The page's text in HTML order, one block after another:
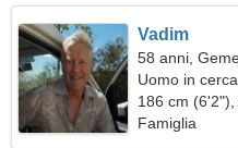
Vadim
58 anni,
Uomo in
186 cm
Famiglia